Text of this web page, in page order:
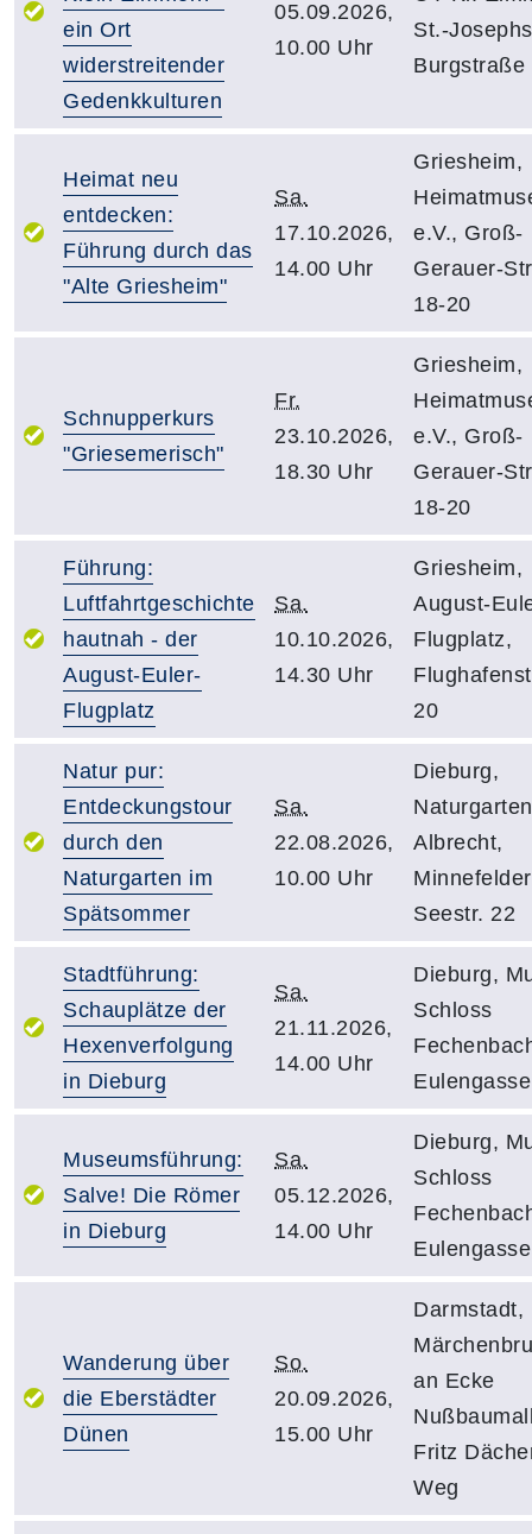
ein Ort
widerstreitender
Gedenkkulturen
05.09.2026,
10.00 Uhr
St.-
Burgstraße
Heimat neu
entdecken:
Führung durch das
"Alte Griesheim"
Sa.
17.10.2026,
14.00 Uhr
Griesheim,
e.V., Groß-
Gerauer-
18-20
Schnupperkurs
"Griesemerisch"
Fr.
23.10.2026,
18.30 Uhr
Griesheim,
e.V., Groß-
Gerauer-
18-20
Führung:
Luftfahrtgeschichte
hautnah - der
August-Euler-
Flugplatz
Sa.
10.10.2026,
14.30 Uhr
Griesheim,
August-
Flugplatz,
20
Natur pur:
Entdeckungstour
durch den
Naturgarten im
Spätsommer
Sa.
22.08.2026,
10.00 Uhr
Dieburg,
Albrecht,
Minnefelder
Seestr. 22
Stadtführung:
Schauplätze der
Hexenverfolgung
in Dieburg
Sa.
21.11.2026,
14.00 Uhr
Dieburg,
Schloss
Museumsführung:
Salve! Die Römer
in Dieburg
Sa.
05.12.2026,
14.00 Uhr
Dieburg,
Schloss
Wanderung über
die Eberstädter
Dünen
So.
20.09.2026,
15.00 Uhr
Darmstadt,
an Ecke
Fritz
Weg